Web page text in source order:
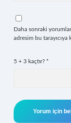
Daha sonraki
adresim bu tarayıcıya
5 + 3 kaçtır? *